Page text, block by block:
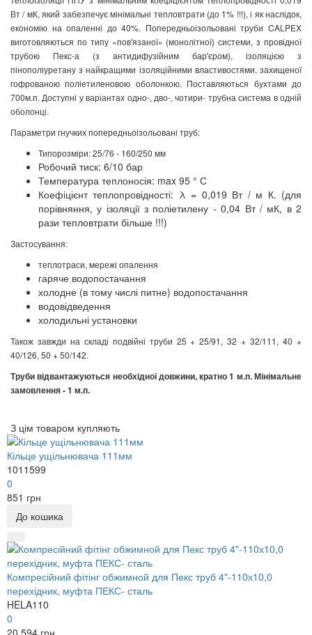
Вт / мК, який забезпечує мінімальні тепловтрати (до 1% !!!), і як наслідок,
економію на опаленні до 40%. Попередньоізольовані труби CALPEX
виготовляються по типу «пов'язаної» (монолітної) системи, з провідної
трубою Пекс-а (з антидифузійним бар'єром), ізоляцією з
пінополіуретану з найкращими ізоляційними властивостями, захищеної
гофрованою поліетиленовою оболонкою. Поставляються бухтами до
700м.п. Доступні у варіантах одно-, дво-, чотири- трубна система в одній
оболонці.
Параметри гнучких попередньоізольовані труб:
Типорозміри: 25/76 - 160/250 мм
Робочий тиск: 6/10 бар
Температура теплоносія: max 95 ° С
Коефіцієнт теплопровідності: λ = 0,019 Вт / м К. (для
порівняння, у ізоляції з поліетилену - 0,04 Вт / мК, в 2
рази тепловтрати більше !!!)
Застосування:
теплотраси, мережі опалення
гаряче водопостачання
холодне (в тому числі питне) водопостачання
водовідведення
холодильні установки
Також завжди на складі подвійні труби 25 + 25/91, 32 + 32/111, 40 +
40/126, 50 + 50/142.
Труби відвантажуються необхідної довжини, кратно 1 м.п. Мінімальне
замовлення - 1 м.п.
З цім товаром купляють
Кільце ущільнювача 111мм
1011599
0
851 грн
До кошика
Компресійний фітінг обжимной для Пекс труб 4"-110х10,0
перехідник, муфта ПЕКС- сталь
HELA110
0